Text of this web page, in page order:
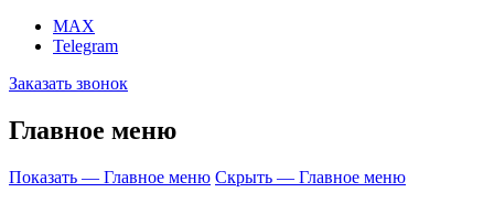
MAX
Telegram
Заказать звонок
Главное меню
Показать — Главное меню Скрыть — Главное меню